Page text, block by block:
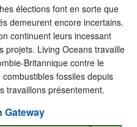
élections font en sorte que
demeurent encore incertains.
continuent leurs incessant
projets. Living Oceans travaille
Britannique contre le
fossiles depuis
travaillons présentement.
Gateway